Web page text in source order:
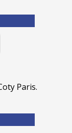
Paris.